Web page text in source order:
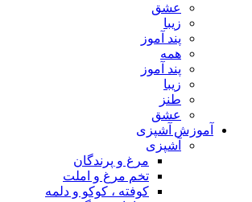
عشق
زیبا
پند آموز
همه
پند آموز
زیبا
طنز
عشق
آموزش آشپزی
آشپزی
مرغ و پرندگان
تخم مرغ و املت
کوفته ، کوکو و دلمه